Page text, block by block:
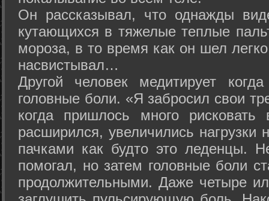
Он рассказывал, что однажды
кутающихся в тяжелые теплые
мороза, в то время как он шел
насвистывал…
Другой человек медитирует
головные боли. «Я забросил свои
когда пришлось много
расширился, увеличились нагрузки
пачками как будто это леденцы.
помогал, но затем головные боли
продолжительными. Даже четыре